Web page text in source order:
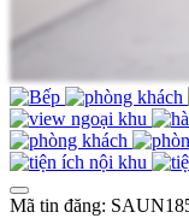
Mã tin đăng: